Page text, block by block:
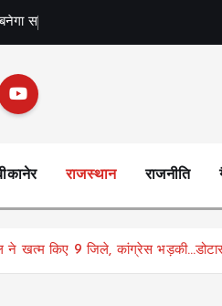
बनग स
राजस्थान राजनीति
खत्म किए 9 जिले, कांग्रेस